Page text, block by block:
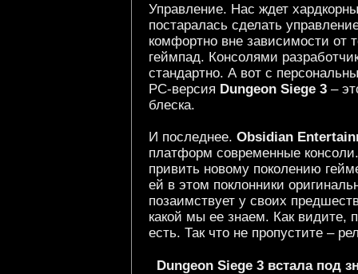
Управление. Нас ждет
постаралась сделать
комфортно вне зависимости от
геймпад. Консолями
стандартно. А вот с
PC-версия Dungeon Siege 3 –
блеска.
И последнее. Obsidian
платформ современные
привить новому поколению
ей в этом поклонники
позаимствует у своих
какой мы ее знаем. Как видите,
есть. Так что не пропустите –
Dungeon Siege 3 встала под